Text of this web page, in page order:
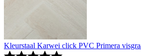
Kleurstaal Karwei click PVC Primera